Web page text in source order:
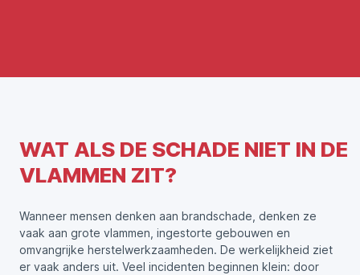
WAT ALS DE SCHADE NIET IN DE
VLAMMEN ZIT?
Wanneer mensen denken aan brandschade, denken ze
vaak aan grote vlammen, ingestorte gebouwen en
omvangrijke herstelwerkzaamheden. De werkelijkheid ziet
er vaak anders uit. Veel incidenten beginnen klein: door